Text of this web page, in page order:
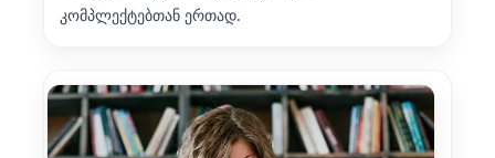
კომპლექტებთან ერთად.